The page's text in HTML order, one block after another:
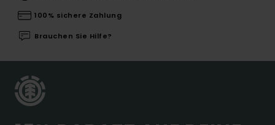
100% sichere Zahlung
Brauchen Sie Hilfe?